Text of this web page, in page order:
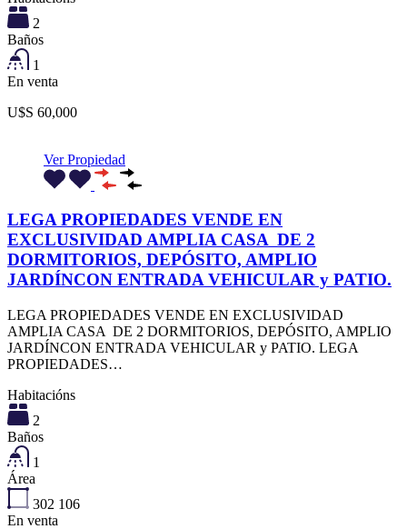
2
Baños
1
En venta
U$S 60,000
Ver Propiedad
LEGA PROPIEDADES VENDE EN
EXCLUSIVIDAD AMPLIA CASA DE 2
DORMITORIOS, DEPÓSITO, AMPLIO
JARDÍNCON ENTRADA VEHICULAR y PATIO.
LEGA PROPIEDADES VENDE EN EXCLUSIVIDAD
AMPLIA CASA DE 2 DORMITORIOS, DEPÓSITO, AMPLIO
JARDÍNCON ENTRADA VEHICULAR y PATIO. LEGA
PROPIEDADES…
Habitacións
2
Baños
1
Área
302 106
En venta